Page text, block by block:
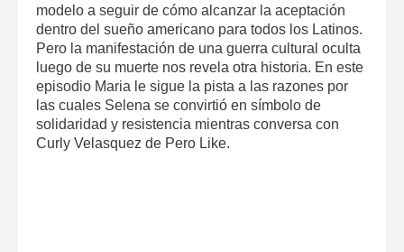
modelo a seguir de cómo alcanzar la aceptación
dentro del sueño americano para todos los Latinos.
Pero la manifestación de una guerra cultural oculta
luego de su muerte nos revela otra historia. En este
episodio Maria le sigue la pista a las razones por
las cuales Selena se convirtió en símbolo de
solidaridad y resistencia mientras conversa con
Curly Velasquez de Pero Like.